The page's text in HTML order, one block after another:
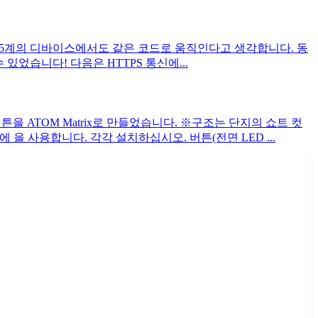
의 디바이스에서도 같은 코드로 움직인다고 생각합니다. 동
있었습니다! 다음은 HTTPS 통신에...
을 ATOM Matrix로 만들었습니다. ※구조는 단지의 쇼트 컷
을 사용합니다. 각각 설치하십시오. 버튼(전면 LED ...